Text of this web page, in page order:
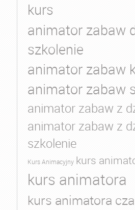
kurs
animator zabaw
szkolenie
animator zabaw
animator zabaw
animator zabaw z
animator zabaw z
szkolenie
Kurs Animacyjny kurs
kurs animatora
kurs animatora